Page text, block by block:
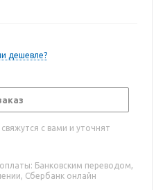
дешевле?
с вами и уточнят
Банковским переводом,
Сбербанк онлайн